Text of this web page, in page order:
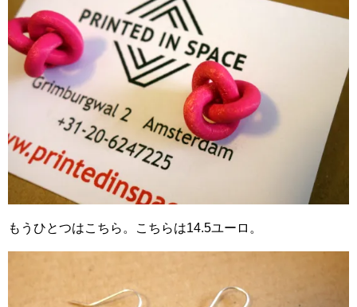
もうひとつはこちら。こちらは14.5ユーロ。